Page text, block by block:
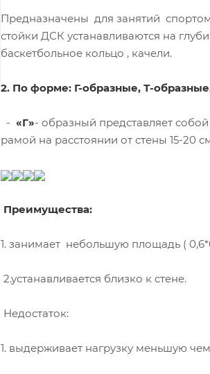
Предназначены для занятий
стойки ДСК устанавливаются на
баскетбольное
2. По форме: Г-образные, Т-
- «Г»- образный представляет
рамой на расстоянии от стены 15-20
Преимущества:
1. занимает небольшую площадь (
2.устанавливается близко к стене.
Недостаток:
1. выдерживает нагрузку меньшую